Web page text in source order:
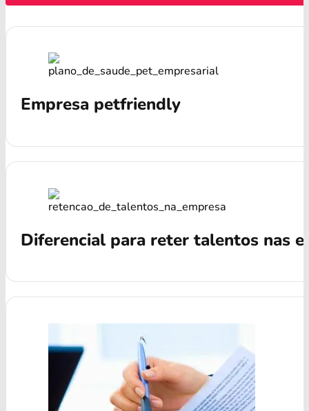
Empresa petfriendly
Diferencial para reter talentos nas